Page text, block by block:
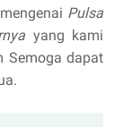
Pulsa
yang kami
Semoga dapat